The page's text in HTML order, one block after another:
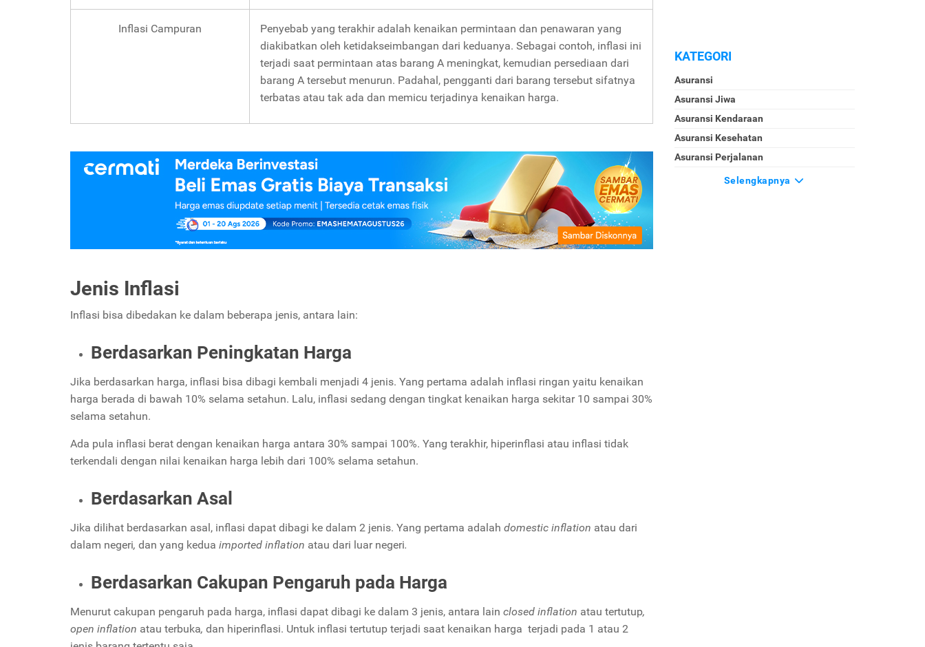
Inflasi Campuran
Penyebab yang terakhir adalah kenaikan permintaan dan penawaran yang
diakibatkan oleh ketidakseimbangan dari keduanya. Sebagai contoh, inflasi ini
terjadi saat permintaan atas barang A meningkat, kemudian persediaan dari
barang A tersebut menurun. Padahal, pengganti dari barang tersebut sifatnya
terbatas atau tak ada dan memicu terjadinya kenaikan harga.
Jenis Inflasi
Inflasi bisa dibedakan ke dalam beberapa jenis, antara lain:
Berdasarkan Peningkatan Harga
Jika berdasarkan harga, inflasi bisa dibagi kembali menjadi 4 jenis. Yang pertama adalah inflasi ringan yaitu kenaikan
harga berada di bawah 10% selama setahun. Lalu, inflasi sedang dengan tingkat kenaikan harga sekitar 10 sampai 30%
selama setahun.
Ada pula inflasi berat dengan kenaikan harga antara 30% sampai 100%. Yang terakhir, hiperinflasi atau inflasi tidak
terkendali dengan nilai kenaikan harga lebih dari 100% selama setahun.
Berdasarkan Asal
Jika dilihat berdasarkan asal, inflasi dapat dibagi ke dalam 2 jenis. Yang pertama adalah domestic inflation atau dari
dalam negeri, dan yang kedua imported inflation atau dari luar negeri.
Berdasarkan Cakupan Pengaruh pada Harga
Menurut cakupan pengaruh pada harga, inflasi dapat dibagi ke dalam 3 jenis, antara lain closed inflation atau tertutup,
open inflation atau terbuka, dan hiperinflasi. Untuk inflasi tertutup terjadi saat kenaikan harga terjadi pada 1 atau 2
KATEGORI
Asuransi
Asuransi Jiwa
Asuransi Kendaraan
Asuransi Kesehatan
Asuransi Perjalanan
Selengkapnya